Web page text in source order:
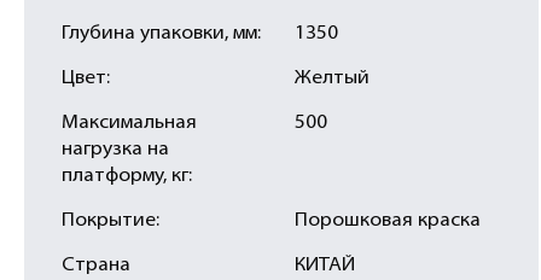
Глубина упаковки, мм: 1350
Цвет: Желтый
Максимальная
нагрузка на
платформу, кг:
500
Покрытие: Порошковая краска
Страна
КИТАЙ